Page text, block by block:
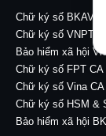
Chữ ký số BKAV
Chữ ký số VNPT
Bảo hiểm xã hội
Chữ ký số FPT CA
Chữ ký số Vina CA
Chữ ký số HSM &
Bảo hiểm xã hội